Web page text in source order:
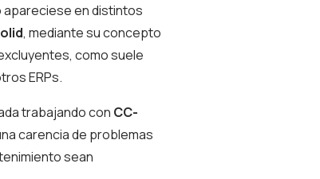
apareciese en distintos
, mediante su concepto
como suele
ERPs.
trabajando con CC-
carencia de problemas
sean